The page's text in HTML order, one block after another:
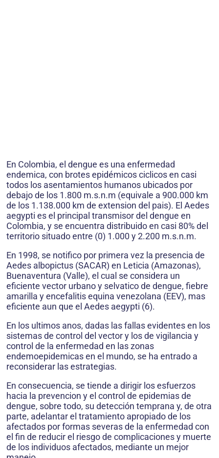
En Colombia, el dengue es una enfermedad
endemica, con brotes epidémicos ciclicos en casi
todos los asentamientos humanos ubicados por
debajo de los 1.800 m.s.n.m (equivale a 900.000 km
de los 1.138.000 km de extension del pais). El Aedes
aegypti es el principal transmisor del dengue en
Colombia, y se encuentra distribuido en casi 80% del
territorio situado entre (0) 1.000 y 2.200 m.s.n.m.
En 1998, se notifico por primera vez la presencia de
Aedes albopictus (SACAR) en Leticia (Amazonas),
Buenaventura (Valle), el cual se considera un
eficiente vector urbano y selvatico de dengue, fiebre
amarilla y encefalitis equina venezolana (EEV), mas
eficiente aun que el Aedes aegypti (6).
En los ultimos anos, dadas las fallas evidentes en los
sistemas de control del vector y los de vigilancia y
control de la enfermedad en las zonas
endemoepidemicas en el mundo, se ha entrado a
reconsiderar las estrategias.
En consecuencia, se tiende a dirigir los esfuerzos
hacia la prevencion y el control de epidemias de
dengue, sobre todo, su detección temprana y, de otra
parte, adelantar el tratamiento apropiado de los
afectados por formas severas de la enfermedad con
el fin de reducir el riesgo de complicaciones y muerte
de los individuos afectados, mediante un mejor